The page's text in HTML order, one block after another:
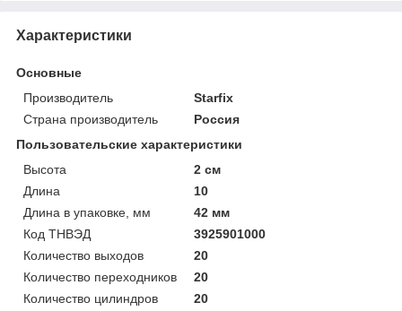
Характеристики
Основные
Производитель
Starfix
Страна производитель
Россия
Пользовательские характеристики
Высота
2 см
Длина
10
Длина в упаковке, мм
42 мм
Код ТНВЭД
3925901000
Количество выходов
20
Количество переходников
20
Количество цилиндров
20